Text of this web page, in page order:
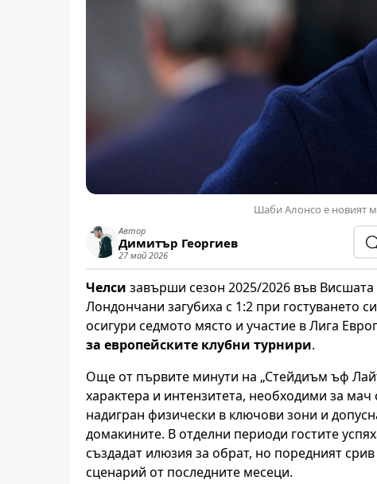
Шаби Алонсо е новият
Автор
Димитър Георгиев
27 май 2026
Челси завърши сезон 2025/2026 във
Лондончани загубиха с 1:2 при гостуването
осигури седмото място и участие в Лига
за европейските клубни турнири.
Още от първите минути на „Стейдиъм ъф
характера и интензитета, необходими за
надигран физически в ключови зони и
домакините. В отделни периоди гостите
създадат илюзия за обрат, но поредният
сценарий от последните месеци.